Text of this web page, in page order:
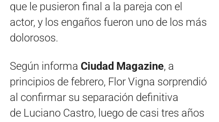
que le pusieron final a la pareja con el
actor, y los engaños fueron uno de los más
dolorosos.
Según informa Ciudad Magazine, a
principios de febrero, Flor Vigna sorprendió
al confirmar su separación definitiva
de Luciano Castro, luego de casi tres años